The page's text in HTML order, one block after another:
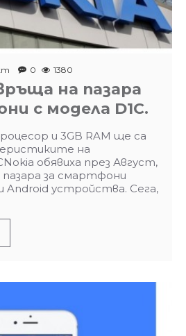
0 1380
на пазара
с модела D1C.
и 3GB RAM ще са
на
обявиха през Август,
пазара за смартфони
Android устройства. Сега,